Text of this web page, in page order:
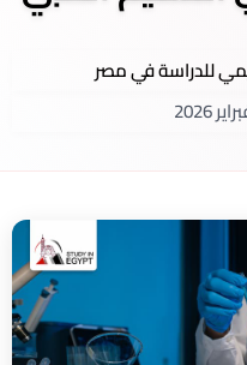
للدراسة في مصر